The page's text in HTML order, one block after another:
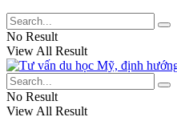
No Result
View All Result
No Result
View All Result